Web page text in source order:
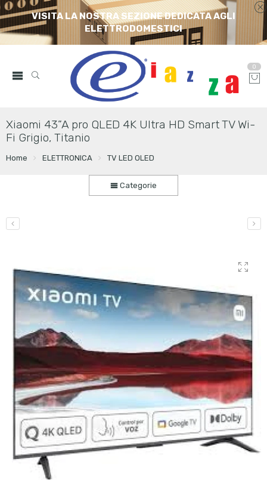
VISITA LA NOSTRA SEZIONE DEDICATA AGLI
ELETTRODOMESTICI
0
Xiaomi 43”A pro QLED 4K Ultra HD Smart TV Wi-
Fi Grigio, Titanio
Home ELETTRONICA TV LED OLED
Categorie